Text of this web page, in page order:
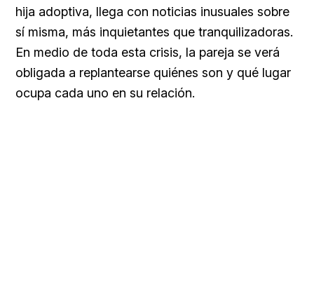
hija adoptiva, llega con noticias inusuales sobre
sí misma, más inquietantes que tranquilizadoras.
En medio de toda esta crisis, la pareja se verá
obligada a replantearse quiénes son y qué lugar
ocupa cada uno en su relación.